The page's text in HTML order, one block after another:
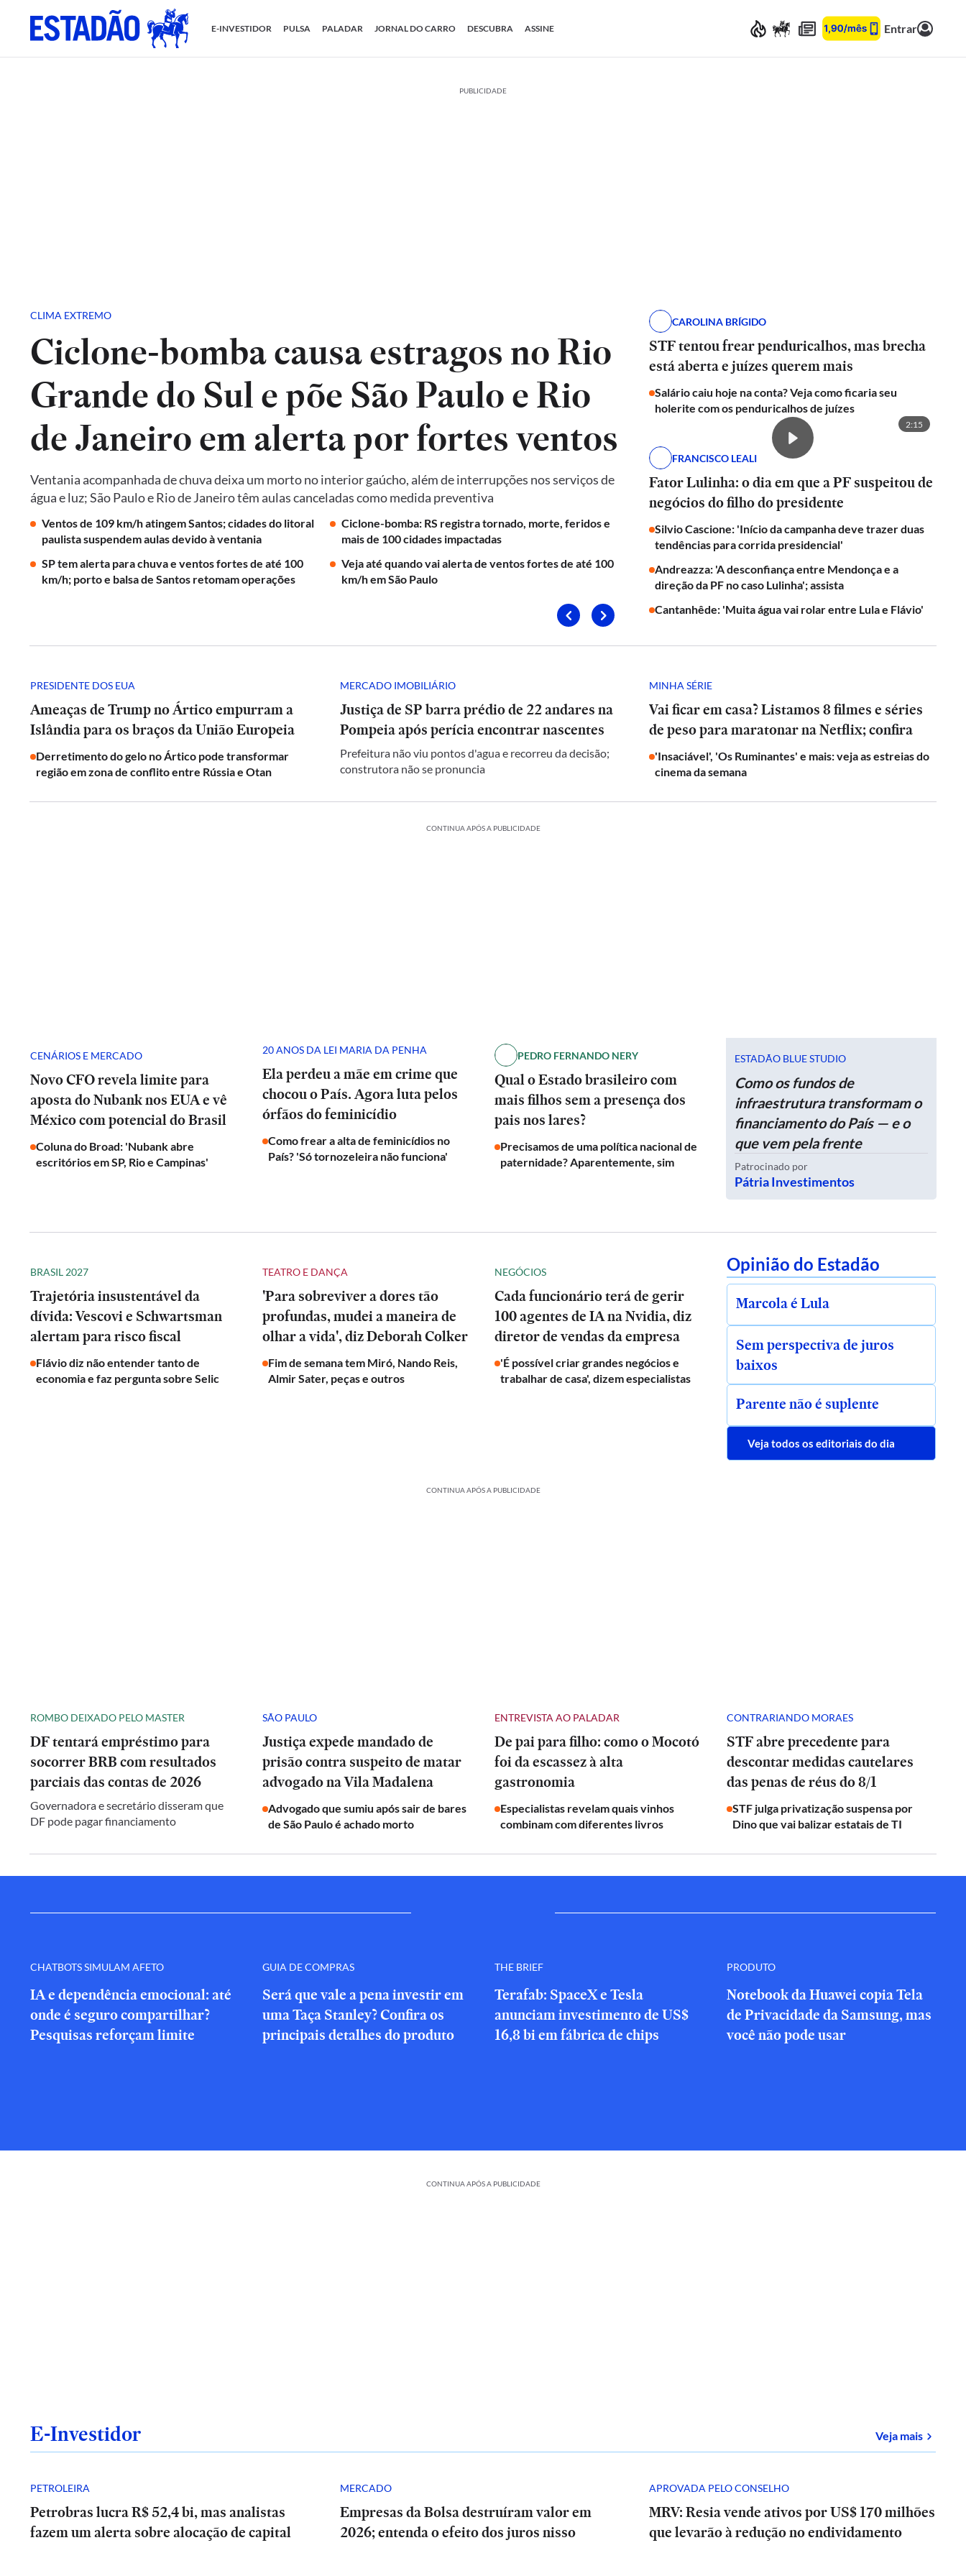
E-INVESTIDOR PULSA PALADAR JORNAL DO CARRO DESCUBRA ASSINE Entrar
PUBLICIDADE
CLIMA EXTREMO
Ciclone-bomba causa estragos no Rio
Grande do Sul e põe São Paulo e Rio
de Janeiro em alerta por fortes ventos
Ventania acompanhada de chuva deixa um morto no interior gaúcho, além de interrupções nos serviços de
água e luz; São Paulo e Rio de Janeiro têm aulas canceladas como medida preventiva
Ventos de 109 km/h atingem Santos; cidades do litoral
paulista suspendem aulas devido à ventania
Ciclone-bomba: RS registra tornado, morte, feridos e
mais de 100 cidades impactadas
SP tem alerta para chuva e ventos fortes de até 100
km/h; porto e balsa de Santos retomam operações
Veja até quando vai alerta de ventos fortes de até 100
km/h em São Paulo
CAROLINA BRÍGIDO
STF tentou frear penduricalhos, mas brecha
está aberta e juízes querem mais
Salário caiu hoje na conta? Veja como ficaria seu
holerite com os penduricalhos de juízes
2:15
FRANCISCO LEALI
Fator Lulinha: o dia em que a PF suspeitou de
negócios do filho do presidente
Silvio Cascione: 'Início da campanha deve trazer duas
tendências para corrida presidencial'
Andreazza: 'A desconfiança entre Mendonça e a
direção da PF no caso Lulinha'; assista
Cantanhêde: 'Muita água vai rolar entre Lula e Flávio'
PRESIDENTE DOS EUA
Ameaças de Trump no Ártico empurram a
Islândia para os braços da União Europeia
Derretimento do gelo no Ártico pode transformar
região em zona de conflito entre Rússia e Otan
MERCADO IMOBILIÁRIO
Justiça de SP barra prédio de 22 andares na
Pompeia após perícia encontrar nascentes
Prefeitura não viu pontos d'agua e recorreu da decisão;
construtora não se pronuncia
MINHA SÉRIE
Vai ficar em casa? Listamos 8 filmes e séries
de peso para maratonar na Netflix; confira
'Insaciável', 'Os Ruminantes' e mais: veja as estreias do
cinema da semana
CONTINUA APÓS A PUBLICIDADE
CENÁRIOS E MERCADO
Novo CFO revela limite para
aposta do Nubank nos EUA e vê
México com potencial do Brasil
Coluna do Broad: 'Nubank abre
escritórios em SP, Rio e Campinas'
20 ANOS DA LEI MARIA DA PENHA
Ela perdeu a mãe em crime que
chocou o País. Agora luta pelos
órfãos do feminicídio
Como frear a alta de feminicídios no
País? 'Só tornozeleira não funciona'
PEDRO FERNANDO NERY
Qual o Estado brasileiro com
mais filhos sem a presença dos
pais nos lares?
Precisamos de uma política nacional de
paternidade? Aparentemente, sim
ESTADÃO BLUE STUDIO
Como os fundos de
infraestrutura transformam o
financiamento do País — e o
que vem pela frente
Patrocinado por
Pátria Investimentos
BRASIL 2027
Trajetória insustentável da
dívida: Vescovi e Schwartsman
alertam para risco fiscal
Flávio diz não entender tanto de
economia e faz pergunta sobre Selic
TEATRO E DANÇA
'Para sobreviver a dores tão
profundas, mudei a maneira de
olhar a vida', diz Deborah Colker
Fim de semana tem Miró, Nando Reis,
Almir Sater, peças e outros
NEGÓCIOS
Cada funcionário terá de gerir
100 agentes de IA na Nvidia, diz
diretor de vendas da empresa
'É possível criar grandes negócios e
trabalhar de casa', dizem especialistas
Opinião do Estadão
Marcola é Lula
Sem perspectiva de juros
baixos
Parente não é suplente
Veja todos os editoriais do dia
CONTINUA APÓS A PUBLICIDADE
ROMBO DEIXADO PELO MASTER
DF tentará empréstimo para
socorrer BRB com resultados
parciais das contas de 2026
Governadora e secretário disseram que
DF pode pagar financiamento
SÃO PAULO
Justiça expede mandado de
prisão contra suspeito de matar
advogado na Vila Madalena
Advogado que sumiu após sair de bares
de São Paulo é achado morto
ENTREVISTA AO PALADAR
De pai para filho: como o Mocotó
foi da escassez à alta
gastronomia
Especialistas revelam quais vinhos
combinam com diferentes livros
CONTRARIANDO MORAES
STF abre precedente para
descontar medidas cautelares
das penas de réus do 8/1
STF julga privatização suspensa por
Dino que vai balizar estatais de TI
CHATBOTS SIMULAM AFETO
IA e dependência emocional: até
onde é seguro compartilhar?
Pesquisas reforçam limite
GUIA DE COMPRAS
Será que vale a pena investir em
uma Taça Stanley? Confira os
principais detalhes do produto
THE BRIEF
Terafab: SpaceX e Tesla
anunciam investimento de US$
16,8 bi em fábrica de chips
PRODUTO
Notebook da Huawei copia Tela
de Privacidade da Samsung, mas
você não pode usar
CONTINUA APÓS A PUBLICIDADE
E-Investidor Veja mais sobre
PETROLEIRA
Petrobras lucra R$ 52,4 bi, mas analistas
fazem um alerta sobre alocação de capital
MERCADO
Empresas da Bolsa destruíram valor em
2026; entenda o efeito dos juros nisso
APROVADA PELO CONSELHO
MRV: Resia vende ativos por US$ 170 milhões
que levarão à redução no endividamento